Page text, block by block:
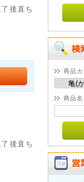
後直ち
後直ち
商品
商品